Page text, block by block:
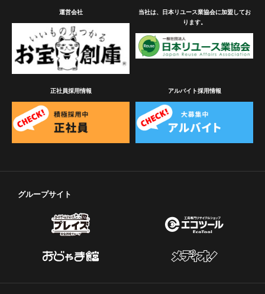
運営会社
当社は、日本リユース業協会に加盟してお
ります。
正社員採用情報 アルバイト採用情報
グループサイト